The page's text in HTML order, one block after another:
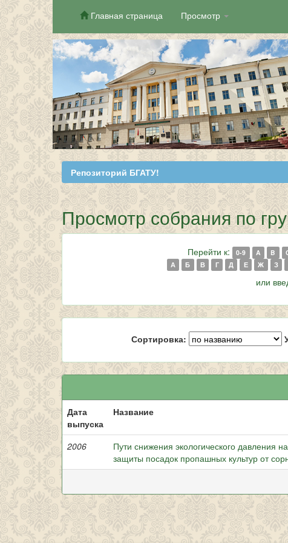
Skip
navigation
Главная страница Просмотр
Репозиторий БГАТУ!
Просмотр собрания по
Перейти к: 0-9 A B
А
Б В Г Д Е Ж З
или
Сортировка:
Дата
выпуска
Название
2006
Пути снижения экологического давления
защиты посадок пропашных культур от